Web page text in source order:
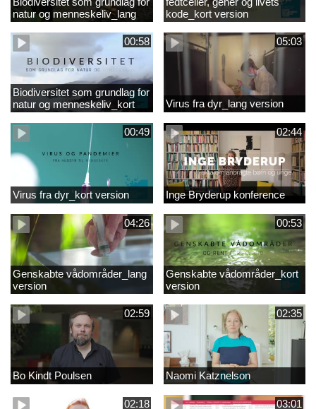
natur og menneskeliv_lang
version
kode_kort version
00:58
Biodiversitet som grundlag for
natur og menneskeliv_kort
version
05:03
Virus fra dyr_lang version
00:49
Virus fra dyr_kort version
02:44
Inge Bryderup konference
04:26
Genskabte vådområder_lang
version
00:53
Genskabte vådområder_kort
version
02:59
Bo Kindt Poulsen
02:35
Naomi Katznelson
02:18 03:01